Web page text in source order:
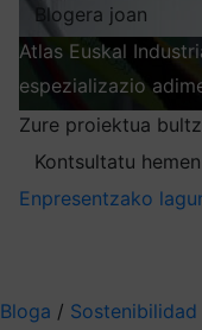
Blogera joan
Atlas Euskal
espezializazio
Zure proiektua
Kontsultatu hemen
Enpresentzako
Bloga /